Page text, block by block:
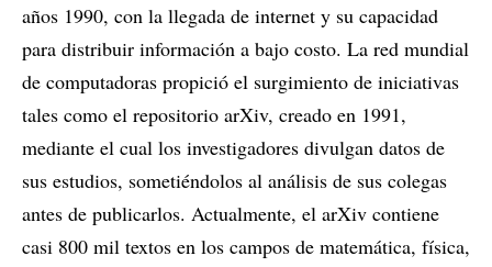
años 1990, con la llegada de internet y su capacidad
para distribuir información a bajo costo. La red mundial
de computadoras propició el surgimiento de iniciativas
tales como el repositorio arXiv, creado en 1991,
mediante el cual los investigadores divulgan datos de
sus estudios, sometiéndolos al análisis de sus colegas
antes de publicarlos. Actualmente, el arXiv contiene
casi 800 mil textos en los campos de matemática, física,